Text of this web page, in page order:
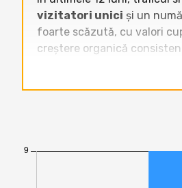
vizitatori unici și un
foarte scăzută, cu valori
creștere organică
zonait.ro,
clasamentului blogurilor